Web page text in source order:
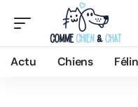
Actu Chiens